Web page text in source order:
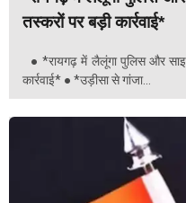
तस्करों पर बड़ी कार्रवाई*
● *रायगढ़ में लैलूंगा पुलिस और
कार्रवाई* ● *उड़ीसा से गांजा...